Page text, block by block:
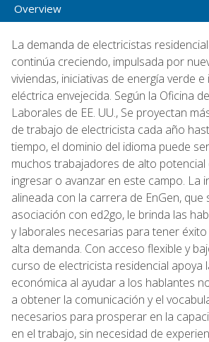
Overview
La demanda de electricistas
continúa creciendo, impulsada por
viviendas, iniciativas de energía verde
eléctrica envejecida. Según la Oficina
Laborales de EE. UU., Se proyectan
de trabajo de electricista cada año
tiempo, el dominio del idioma puede
muchos trabajadores de alto potencial
ingresar o avanzar en este campo. La
alineada con la carrera de EnGen, que
asociación con ed2go, le brinda las
y laborales necesarias para tener
alta demanda. Con acceso flexible y
curso de electricista residencial apoya
económica al ayudar a los hablantes
a obtener la comunicación y el
necesarios para prosperar en la
en el trabajo, sin necesidad de